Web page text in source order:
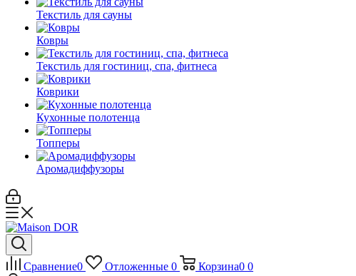
Текстиль для сауны
Ковры
Текстиль для гостиниц, спа, фитнеса
Коврики
Кухонные полотенца
Топперы
Аромадиффузоры
Сравнение0 Отложенные 0 Корзина0 0